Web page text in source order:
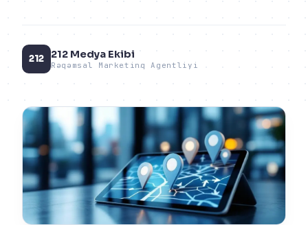
212 212 Medya Ekibi
Rəqəmsal Marketinq Agentliyi